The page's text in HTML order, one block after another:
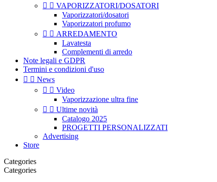
  VAPORIZZATORI/DOSATORI
Vaporizzatori/dosatori
Vaporizzatori profumo
  ARREDAMENTO
Lavatesta
Complementi di arredo
Note legali e GDPR
Termini e condizioni d'uso
  News
  Video
Vaporizzazione ultra fine
  Ultime novità
Catalogo 2025
PROGETTI PERSONALIZZATI
Advertising
Store
Categories
Categories